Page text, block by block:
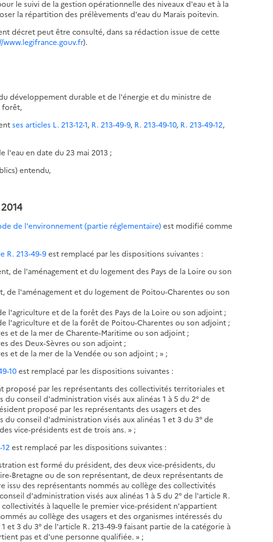
le suivi de la gestion opérationnelle des niveaux d'eau et à la
la répartition des prélèvements d'eau du Marais poitevin.
décret peut être consulté, dans sa rédaction issue de cette
www.legifrance.gouv.fr).
développement durable et de l'énergie et du ministre de
forêt,
ses articles L. 213-12-1, R. 213-49-9, R. 213-49-10, R. 213-49-12,
l'eau en date du 23 mai 2013 ;
entendu,
de l'environnement (partie réglementaire)est modifié comme
R. 213-49-9est remplacé par les dispositions suivantes :
de l'aménagement et du logement des Pays de la Loire ou son
de l'aménagement et du logement de Poitou-Charentes ou son
l'agriculture et de la forêt des Pays de la Loire ou son adjoint ;
l'agriculture et de la forêt de Poitou-Charentes ou son adjoint ;
et de la mer de Charente-Maritime ou son adjoint ;
des Deux-Sèvres ou son adjoint ;
et de la mer de la Vendée ou son adjoint ; » ;
10est remplacé par les dispositions suivantes :
proposé par les représentants des collectivités territoriales et
conseil d'administration visés aux alinéas 1 à 5 du 2° de
proposé par les représentants des usagers et des
conseil d'administration visés aux alinéas 1 et 3 du 3° de
vice-présidents est de trois ans. » ;
est remplacé par les dispositions suivantes :
est formé du président, des deux vice-présidents, du
Bretagne ou de son représentant, de deux représentants de
issu des représentants nommés au collège des collectivités
d'administration visés aux alinéas 1 à 5 du 2° de l'article R.
à laquelle le premier vice-président n'appartient
au collège des usagers et des organismes intéressés du
et 3 du 3° de l'article R. 213-49-9 faisant partie de la catégorie à
pas et d'une personne qualifiée. » ;